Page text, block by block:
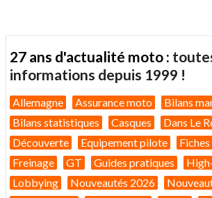
27 ans d'actualité moto :
informations depuis 1999 !
Allemagne Assurance moto
Bilans
Bilans statistiques
Casques
Dans Le
Découverte
Equipement pilote
Freinage
GT Guides pratiques
Lobbying
Nouveautés 2026